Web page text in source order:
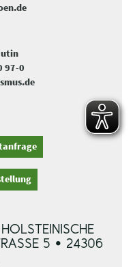
97-0
5 • 24306 P